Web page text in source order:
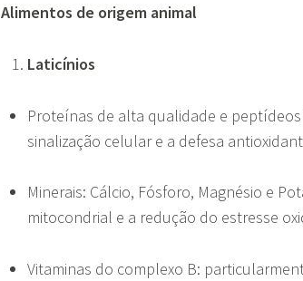
Alimentos de origem animal
Laticínios
Proteínas de alta qualidade e
sinalização celular e a defesa
Minerais: Cálcio, Fósforo, Magnésio e
mitocondrial e a redução do estresse
Vitaminas do complexo B: